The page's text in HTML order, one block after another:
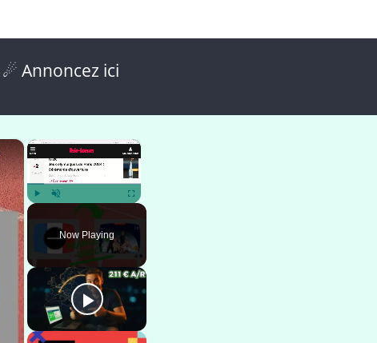
☄ Annoncez ici
×
Unmute Fullscreen
Now Playing
×